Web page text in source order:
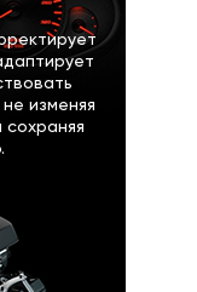
изменяя
сохраняя